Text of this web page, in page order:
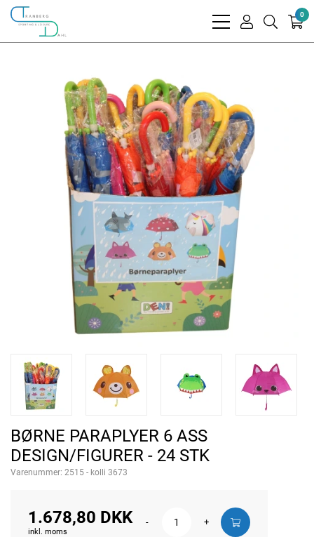
bars
user
search
0
BØRNE PARAPLYER 6 ASS
DESIGN/FIGURER - 24 STK
Varenummer: 2515 - kolli 3673
1.678,80 DKK
inkl. moms
- +